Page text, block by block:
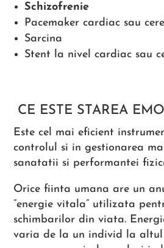
Schizofrenie
Pacemaker cardiac sau
Sarcina
Stent la nivel cardiac sau
CE ESTE STAREA
Este cel mai eficient
controlul si in gestionarea
sanatatii si performantei
Orice fiinta umana are un
”energie vitala” utilizata
schimbarilor din viata.
varia de la un individ la altul